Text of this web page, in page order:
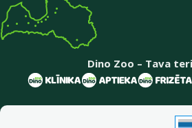
Dino Zoo – Tava